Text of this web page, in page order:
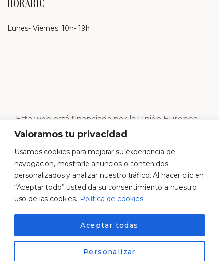
Valoramos tu privacidad
Usamos cookies para mejorar su experiencia de
navegación, mostrarle anuncios o contenidos
personalizados y analizar nuestro tráfico. Al hacer clic en
“Aceptar todo” usted da su consentimiento a nuestro
uso de las cookies. Política de cookies
Personalizar
Aceptar todas
HORARIO
Lunes- Viernes: 10h- 19h
Esta web está financiada por la Unión Europea –
Next Generation EU